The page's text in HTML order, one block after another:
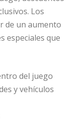
Los
de un aumento
especiales que
del juego
y vehículos